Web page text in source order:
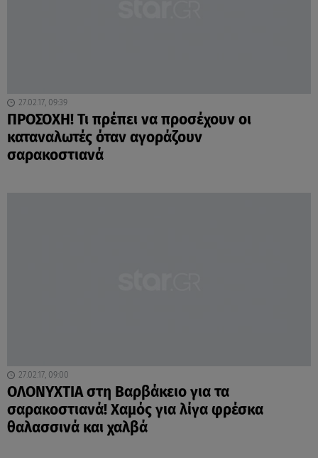
27.02.17, 09:39
ΠΡΟΣΟΧΗ! Τι πρέπει να προσέχουν οι
καταναλωτές όταν αγοράζουν
σαρακοστιανά
27.02.17, 09:00
ΟΛΟΝΥΧΤΙΑ στη Βαρβάκειο για τα
σαρακοστιανά! Χαμός για λίγα φρέσκα
θαλασσινά και χαλβά